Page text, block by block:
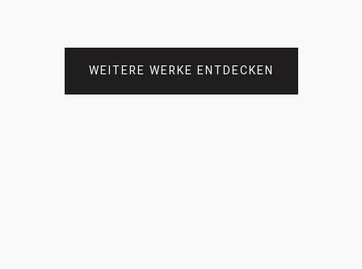
WEITERE WERKE ENTDECKEN